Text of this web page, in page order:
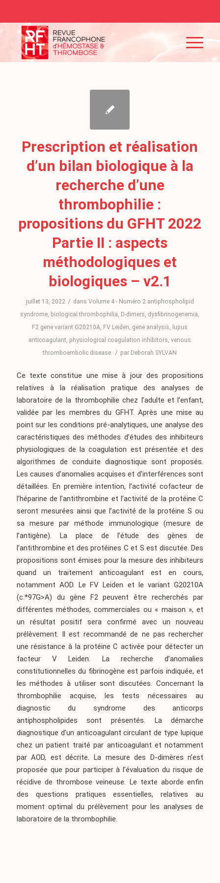
Prescription et réalisation
d’un bilan biologique à la
recherche d’une
thrombophilie :
propositions du GFHT 2022
Partie II : aspects
méthodologiques et
biologiques – v2.1
juillet 13, 2022 / dans Volume 4 - Numéro 2 antiphospholipid
syndrome, biological thrombophilia, D-dimers, dysfibrinogenemia,
F2 gene variant G20210A, FV Leiden, gene analysis, lupus
anticoagulant, physiological coagulation inhibitors,venous
thromboembolic disease
/ par Deborah SYLVAN
Ce texte constitue une mise à jour des propositions
relatives à la réalisation pratique des analyses de
laboratoire de la thrombophilie chez l’adulte et l’enfant,
validée par les membres du GFHT. Après une mise au
point sur les conditions pré-analytiques, une analyse des
caractéristiques des méthodes d’études des inhibiteurs
physiologiques de la coagulation est présentée et des
algorithmes de conduite diagnostique sont proposés.
Les causes d’anomalies acquises et d’interférences sont
détaillées. En première intention, l’activité cofacteur de
l’héparine de l’antithrombine et l’activité de la protéine C
seront mesurées ainsi que l’activité de la protéine S ou
sa mesure par méthode immunologique (mesure de
l’antigène). La place de l’étude des gènes de
l’antithrombine et des protéines C et S est discutée. Des
propositions sont émises pour la mesure des inhibiteurs
quand un traitement anticoagulant est en cours,
notamment AOD. Le FV Leiden et le variant G20210A
(c.*97G>A) du gène F2 peuvent être recherchés par
différentes méthodes, commerciales ou « maison », et
un résultat positif sera confirmé avec un nouveau
prélèvement. Il est recommandé de ne pas rechercher
une résistance à la protéine C activée pour détecter un
facteur V Leiden. La recherche d’anomalies
constitutionnelles du fibrinogène est parfois indiquée, et
les méthodes à utiliser sont discutées. Concernant la
thrombophilie acquise, les tests nécessaires au
diagnostic du syndrome des anticorps
antiphospholipides sont présentés. La démarche
diagnostique d’un anticoagulant circulant de type lupique
chez un patient traité par anticoagulant et notamment
par AOD, est décrite. La mesure des D-dimères n’est
proposée que pour participer à l’évaluation du risque de
récidive de thrombose veineuse. Le texte aborde enfin
des questions pratiques essentielles, relatives au
moment optimal du prélèvement pour les analyses de
laboratoire de la thrombophilie.